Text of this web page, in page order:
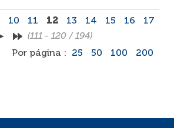
10 11 12 13 14 15 16
17
(111 - 120 / 194)
Por página :
25 50 100 200